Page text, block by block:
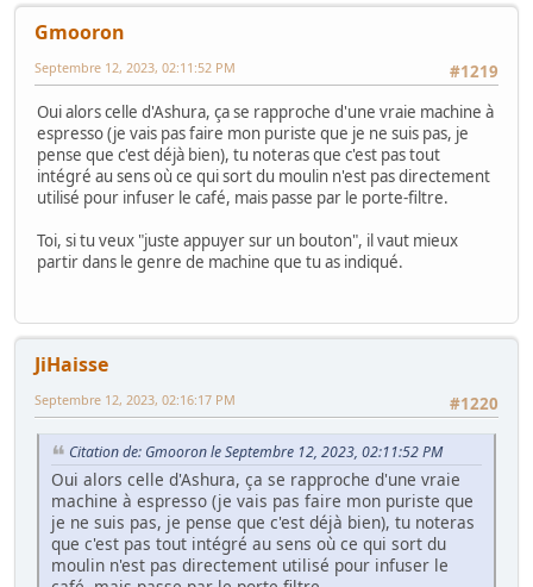
Gmooron
#1219
Septembre 12, 2023, 02:11:52 PM
Oui alors celle d'Ashura, ça se rapproche d'une vraie machine à
espresso (je vais pas faire mon puriste que je ne suis pas, je
pense que c'est déjà bien), tu noteras que c'est pas tout
intégré au sens où ce qui sort du moulin n'est pas directement
utilisé pour infuser le café, mais passe par le porte-filtre.
Toi, si tu veux "juste appuyer sur un bouton", il vaut mieux
partir dans le genre de machine que tu as indiqué.
JiHaisse
#1220
Septembre 12, 2023, 02:16:17 PM
Citation de: Gmooron le Septembre 12, 2023, 02:11:52 PM
Oui alors celle d'Ashura, ça se rapproche d'une vraie
machine à espresso (je vais pas faire mon puriste que
je ne suis pas, je pense que c'est déjà bien), tu noteras
que c'est pas tout intégré au sens où ce qui sort du
moulin n'est pas directement utilisé pour infuser le